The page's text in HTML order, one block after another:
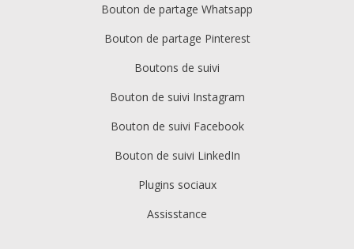
Bouton de partage Whatsapp
Bouton de partage Pinterest
Boutons de suivi
Bouton de suivi Instagram
Bouton de suivi Facebook
Bouton de suivi LinkedIn
Plugins sociaux
Assisstance